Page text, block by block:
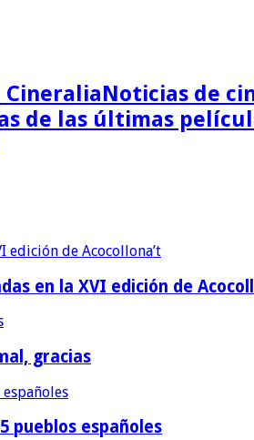
Noticias de
de las últimas
en la XVI edición de
gracias
pueblos españoles